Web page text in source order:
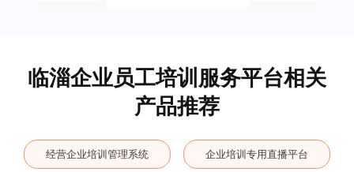
临淄企业员工培训服务平台相关
产品推荐
经营企业培训管理系统 企业培训专用直播平台